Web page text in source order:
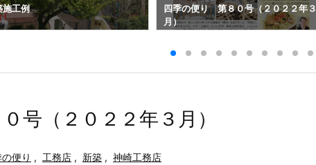
施工例
四季の便り 第８０号（２０２２年３
月）
号（２０２２年３月）
便り , 工務店 , 新築 , 神崎工務店